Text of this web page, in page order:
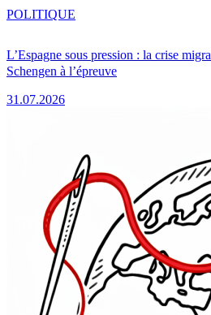
L’Espagne sous pression : la crise
Schengen à l’épreuve
31.07.2026
POLITIQUE